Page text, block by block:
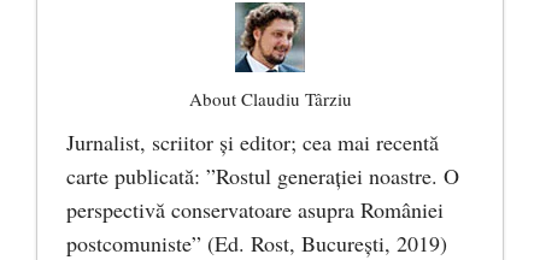
About Claudiu Târziu
Jurnalist, scriitor şi editor; cea mai recentă
carte publicată: ”Rostul generației noastre. O
perspectivă conservatoare asupra României
postcomuniste” (Ed. Rost, București, 2019)